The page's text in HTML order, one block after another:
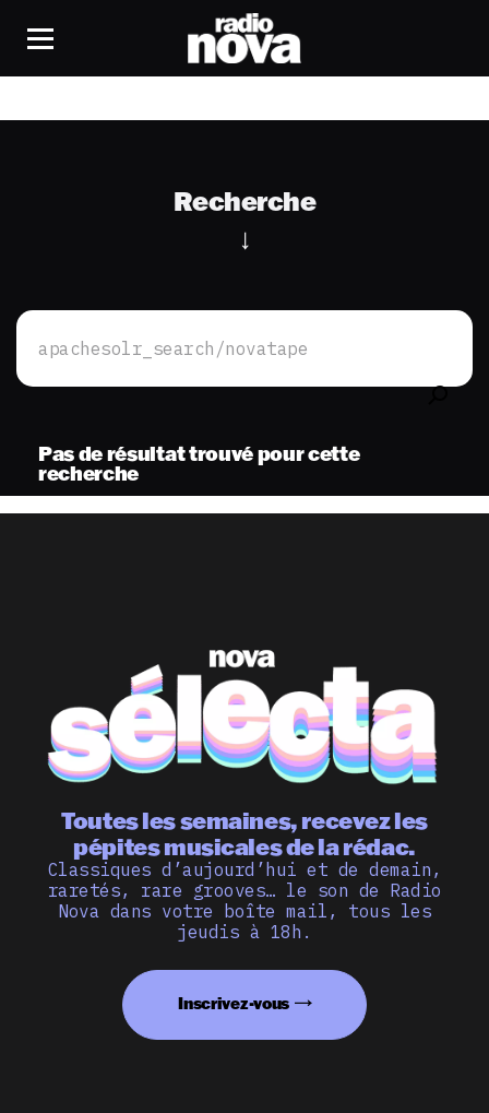
Recherche
Rechercher :
Pas de résultat trouvé pour cette
recherche
Toutes les semaines, recevez les
pépites musicales de la rédac.
Classiques d’aujourd’hui et de demain,
raretés, rare grooves… le son de Radio
Nova dans votre boîte mail, tous les
jeudis à 18h.
Inscrivez-vous